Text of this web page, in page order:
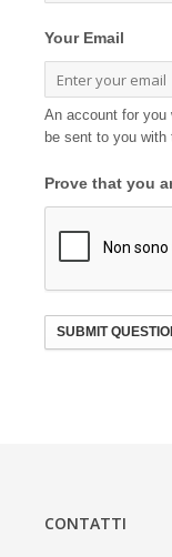
Your Email
An account for you
be sent to you with
Prove that you
SUBMIT
CONTATTI